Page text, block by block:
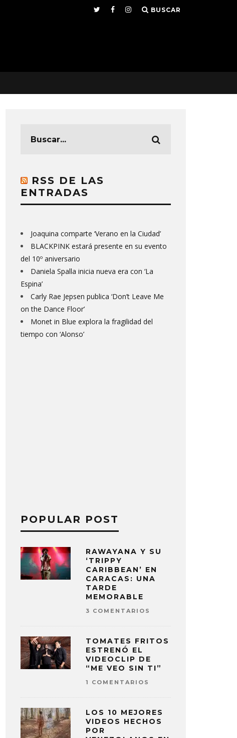
BUSCAR
RSS DE LAS
ENTRADAS
Joaquina comparte ‘Verano en la Ciudad’
BLACKPINK estará presente en su evento
del 10º aniversario
Daniela Spalla inicia nueva era con ‘La
Espina’
Carly Rae Jepsen publica ‘Don’t Leave Me
on the Dance Floor’
Monet in Blue explora la fragilidad del
tiempo con ‘Alonso’
POPULAR POST
RAWAYANA Y SU
‘TRIPPY
CARIBBEAN’ EN
CARACAS: UNA
TARDE
MEMORABLE
3 COMENTARIOS
TOMATES FRITOS
ESTRENÓ EL
VIDEOCLIP DE
“ME VEO SIN TI”
1 COMENTARIOS
LOS 10 MEJORES
VIDEOS HECHOS
POR